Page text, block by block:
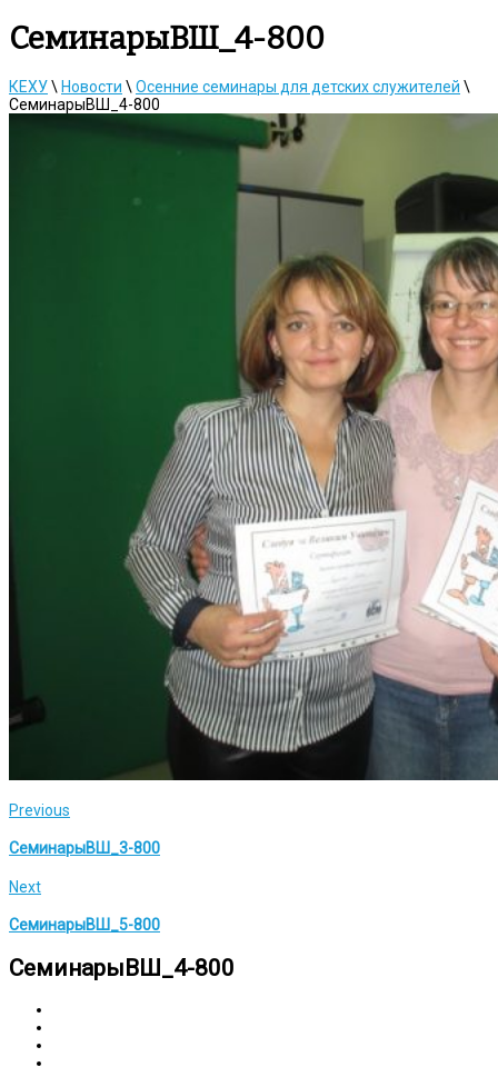
СеминарыВШ_4-800
КЕХУ\ Новости \ Осенние семинары для детских служителей \
СеминарыВШ_4-800
Previous
СеминарыВШ_3-800
Next
СеминарыВШ_5-800
СеминарыВШ_4-800